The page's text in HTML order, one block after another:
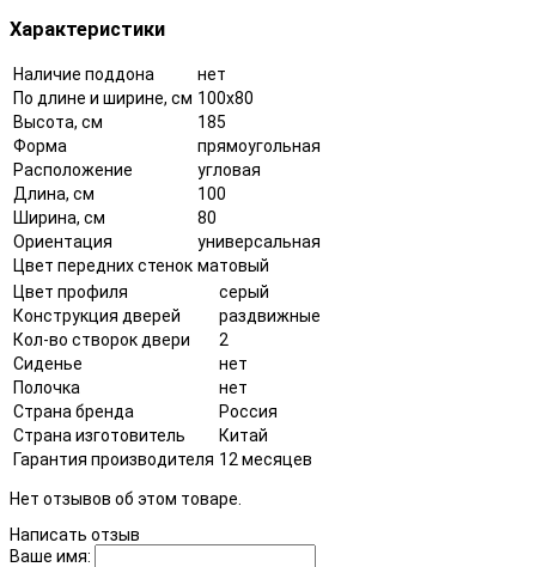
Характеристики
Наличие поддона
нет
По длине и ширине, см 100x80
Высота, см
185
Форма
прямоугольная
Расположение
угловая
Длина, см
100
Ширина, см
80
Ориентация
универсальная
Цвет передних стенок матовый
Цвет профиля
серый
Конструкция дверей
раздвижные
Кол-во створок двери
2
Сиденье
нет
Полочка
нет
Страна бренда
Россия
Страна изготовитель
Китай
Гарантия производителя 12 месяцев
Нет отзывов об этом товаре.
Написать отзыв
Ваше имя: